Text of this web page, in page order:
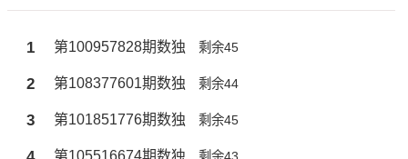
1 第100957828期数独 剩余45
2 第108377601期数独 剩余44
3 第101851776期数独 剩余45
第105516674期数独